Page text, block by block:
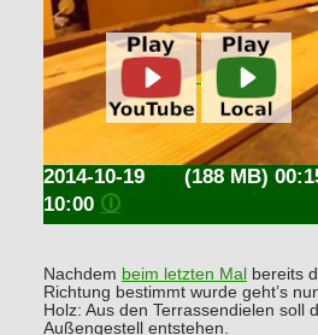
(188 MB)
2014-10-19
10:00 🛈
Nachdem beim letzten Mal
bereits
Richtung bestimmt wurde geht’s
Holz: Aus den Terrassendielen soll
Außengestell entstehen.